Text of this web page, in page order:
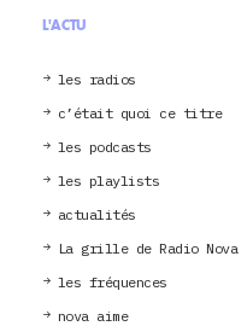
L'ACTU
les radios
c’était quoi ce titre
les podcasts
les playlists
actualités
La grille de Radio Nova
les fréquences
nova aime